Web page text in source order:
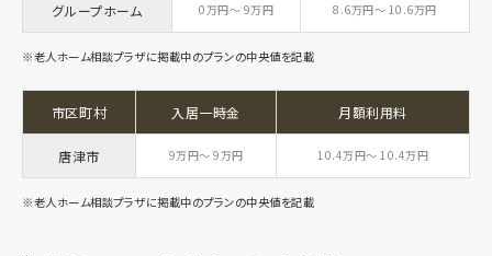
グループホーム 0万円～ 9万円 8.6万円～ 10.6万円
※老人ホーム相談プラザに掲載中のプランの中央値を記載
市区町村 入居一時金 月額利用料
唐津市 9万円～ 9万円 10.4万円～ 10.4万円
※老人ホーム相談プラザに掲載中のプランの中央値を記載